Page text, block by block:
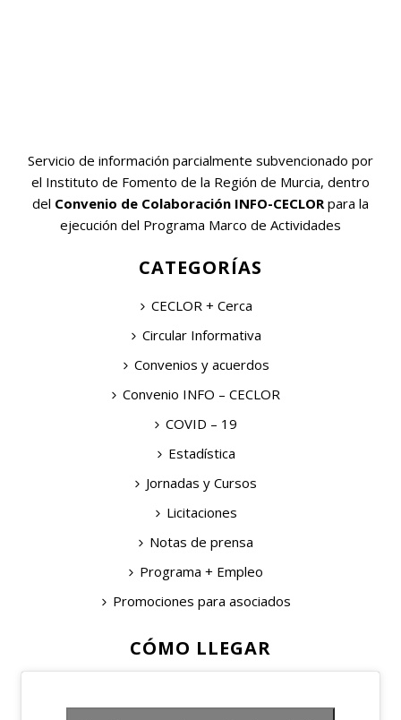
Servicio de información parcialmente subvencionado por
el Instituto de Fomento de la Región de Murcia, dentro
del Convenio de Colaboración INFO-CECLOR para la
ejecución del Programa Marco de Actividades
CATEGORÍAS
CECLOR + Cerca
Circular Informativa
Convenios y acuerdos
Convenio INFO – CECLOR
COVID – 19
Estadística
Jornadas y Cursos
Licitaciones
Notas de prensa
Programa + Empleo
Promociones para asociados
CÓMO LLEGAR